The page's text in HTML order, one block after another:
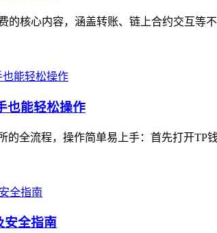
的核心内容，涵盖转账、链上合约交互
也能轻松操作
全流程，操作简单易上手：首先打开
安全指南